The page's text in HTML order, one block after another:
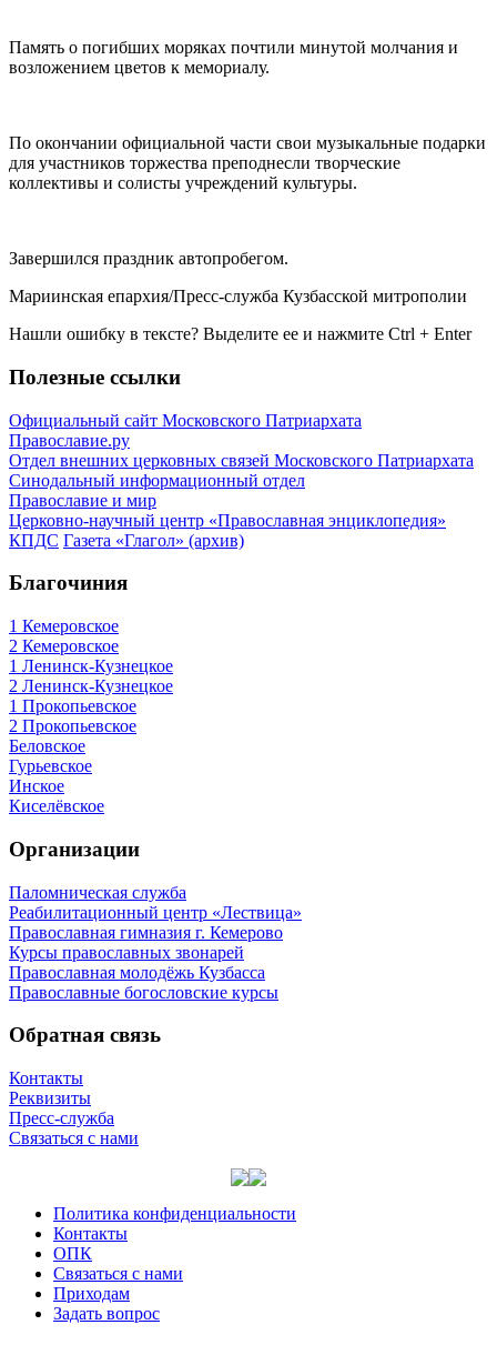
Память о погибших моряках почтили минутой молчания и
возложением цветов к мемориалу.
По окончании официальной части свои музыкальные подарки
для участников торжества преподнесли творческие
коллективы и солисты учреждений культуры.
Завершился праздник автопробегом.
Мариинская епархия/Пресс-служба Кузбасской митрополии
Нашли ошибку в тексте? Выделите ее и нажмите Ctrl + Enter
Полезные ссылки
Официальный сайт Московского Патриархата
Православие.ру
Отдел внешних церковных связей Московского Патриархата
Синодальный информационный отдел
Православие и мир
Церковно-научный центр «Православная энциклопедия»
КПДС Газета «Глагол» (архив)
Благочиния
1 Кемеровское
2 Кемеровское
1 Ленинск-Кузнецкое
2 Ленинск-Кузнецкое
1 Прокопьевское
2 Прокопьевское
Беловское
Гурьевское
Инское
Киселёвское
Организации
Паломническая служба
Реабилитационный центр «Лествица»
Православная гимназия г. Кемерово
Курсы православных звонарей
Православная молодёжь Кузбасса
Православные богословские курсы
Обратная связь
Контакты
Реквизиты
Пресс-служба
Связаться с нами
Политика конфиденциальности
Контакты
ОПК
Связаться с нами
Приходам
Задать вопрос